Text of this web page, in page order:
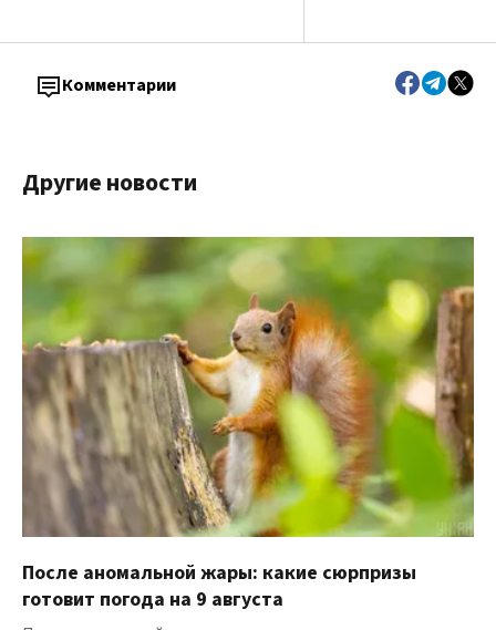
Комментарии
Другие новости
После аномальной жары: какие сюрпризы
готовит погода на 9 августа